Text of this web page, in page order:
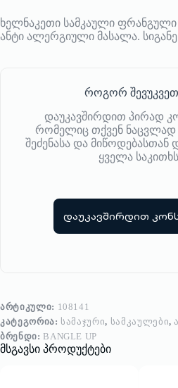
ხელნაკეთი სამკაული ფრანგული
ანტი ალერგიული მასალა.
როგორ
დაუკავშირდით პირად
რომელიც თქვენ ნაცვლად
შეძენასა და მიწოდებასთან
ყველა საკითხს
დაუკავშირდით
ᲐᲠᲢᲘᲙᲣᲚᲘ: 108141
ᲙᲐᲢᲔᲒᲝᲠᲘᲐ: ᲡᲐᲛᲐᲯᲣᲠᲘ, ᲡᲐᲛᲙᲐᲣᲚᲔᲑᲘ,
ᲑᲠᲔᲜᲓᲘ: BANGLE UP
მსგავსი პროდუქტები